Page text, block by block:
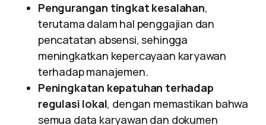
Pengurangan tingkat kesalahan,
terutama dalam hal penggajian dan
pencatatan absensi, sehingga
meningkatkan kepercayaan karyawan
terhadap manajemen.
Peningkatan kepatuhan terhadap
regulasi lokal, dengan memastikan bahwa
semua data karyawan dan dokumen